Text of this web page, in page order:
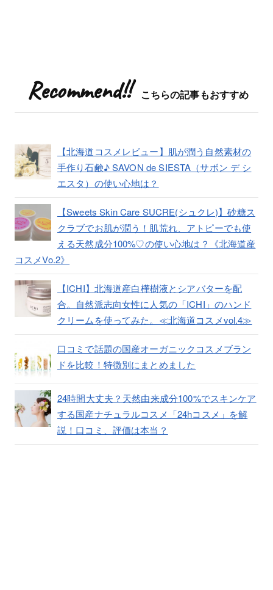
Recommend!! こちらの記事もおすすめ
【北海道コスメレビュー】肌が潤う自然素材の
手作り石鹸♪ SAVON de SIESTA（サボン デ シ
エスタ）の使い心地は？
【Sweets Skin Care SUCRE(シュクレ)】砂糖ス
クラブでお肌が潤う！肌荒れ、アトピーでも使
える天然成分100%♡の使い心地は？《北海道産
コスメVo.2》
【ICHI】北海道産白樺樹液とシアバターを配
合。自然派志向女性に人気の「ICHI」のハンド
クリームを使ってみた。≪北海道コスメvol.4≫
口コミで話題の国産オーガニックコスメブラン
ドを比較！特徴別にまとめました
24時間大丈夫？天然由来成分100%でスキンケア
する国産ナチュラルコスメ「24hコスメ」を解
説！口コミ、評価は本当？